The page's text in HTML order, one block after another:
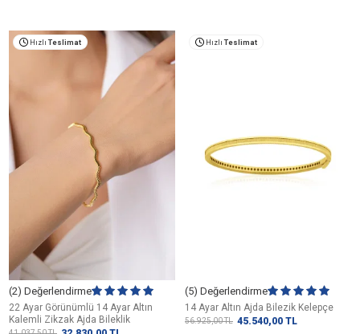
Hızlı Teslimat
(2) Değerlendirme
22 Ayar Görünümlü 14 Ayar Altın
Kalemli Zikzak Ajda Bileklik
Hızlı Teslimat
(5) Değerlendirme
14 Ayar Altın Ajda Bilezik Kelepçe
56.925,00TL 45.540,00 TL